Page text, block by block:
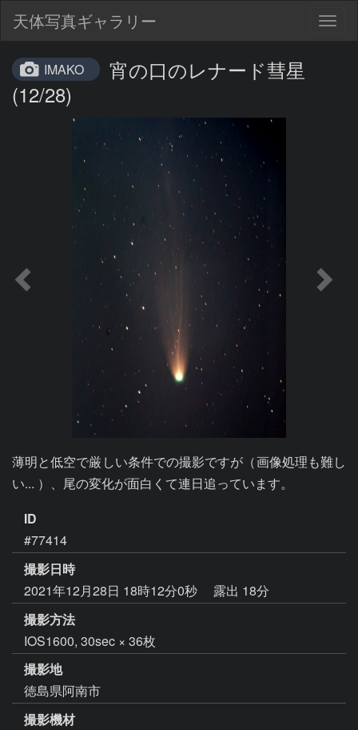
天体写真ギャラリー
IMAKO
宵の口のレナード彗星
(12/28)
薄明と低空で厳しい条件での撮影ですが（画像処理も難し
い... ）、尾の変化が面白くて連日追っています。
ID
#77414
撮影日時
2021年12月28日 18時12分0秒
露出 18分
撮影方法
IOS1600, 30sec × 36枚
撮影地
徳島県阿南市
撮影機材